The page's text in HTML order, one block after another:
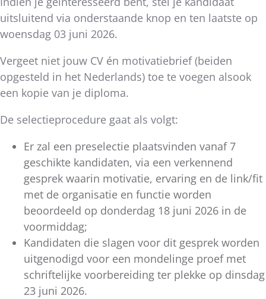
uitsluitend via onderstaande knop en ten laatste op
woensdag 03 juni 2026.
Vergeet niet jouw CV én motivatiebrief (beiden
opgesteld in het Nederlands) toe te voegen alsook
een kopie van je diploma.
De selectieprocedure gaat als volgt:
Er zal een preselectie plaatsvinden vanaf 7
geschikte kandidaten, via een verkennend
gesprek waarin motivatie, ervaring en de link/fit
met de organisatie en functie worden
beoordeeld op donderdag 18 juni 2026 in de
voormiddag;
Kandidaten die slagen voor dit gesprek worden
uitgenodigd voor een mondelinge proef met
schriftelijke voorbereiding ter plekke op dinsdag
23 juni 2026.